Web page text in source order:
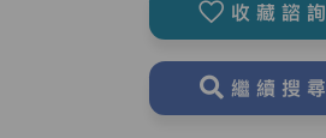
收藏諮詢
繼續搜尋